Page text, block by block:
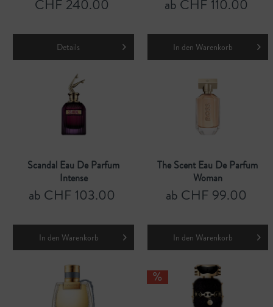
CHF 240.00
Details
ab CHF 110.00
In den Warenkorb
Scandal Eau De Parfum
Intense
ab CHF 103.00
In den Warenkorb
The Scent Eau De Parfum
Woman
ab CHF 99.00
In den Warenkorb